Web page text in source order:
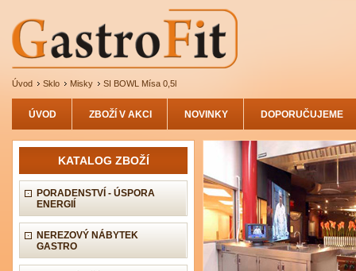
Úvod Sklo Misky SI BOWL Mísa 0,5l
ÚVOD ZBOŽÍ V AKCI NOVINKY DOPORUČUJEME
KATALOG ZBOŽÍ
PORADENSTVÍ - ÚSPORA
ENERGIÍ
NEREZOVÝ NÁBYTEK
GASTRO